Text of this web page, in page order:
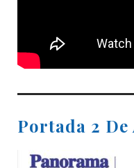
Portada 2 De